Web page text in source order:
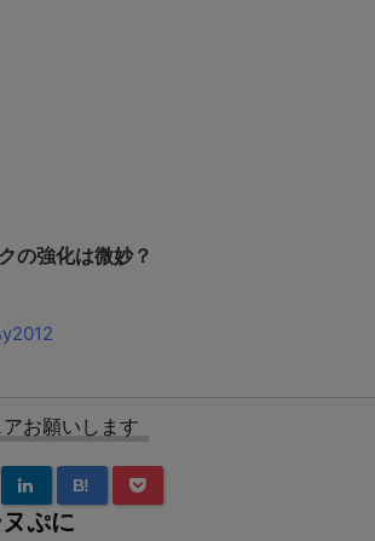
の強化は微妙？
お願いします
B!
ぷに